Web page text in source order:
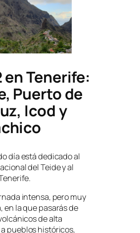
en Tenerife:
Puerto de
Icod y
día está dedicado al
del Teide y al
intensa, pero muy
en la que pasarás de
de alta
pueblos históricos,